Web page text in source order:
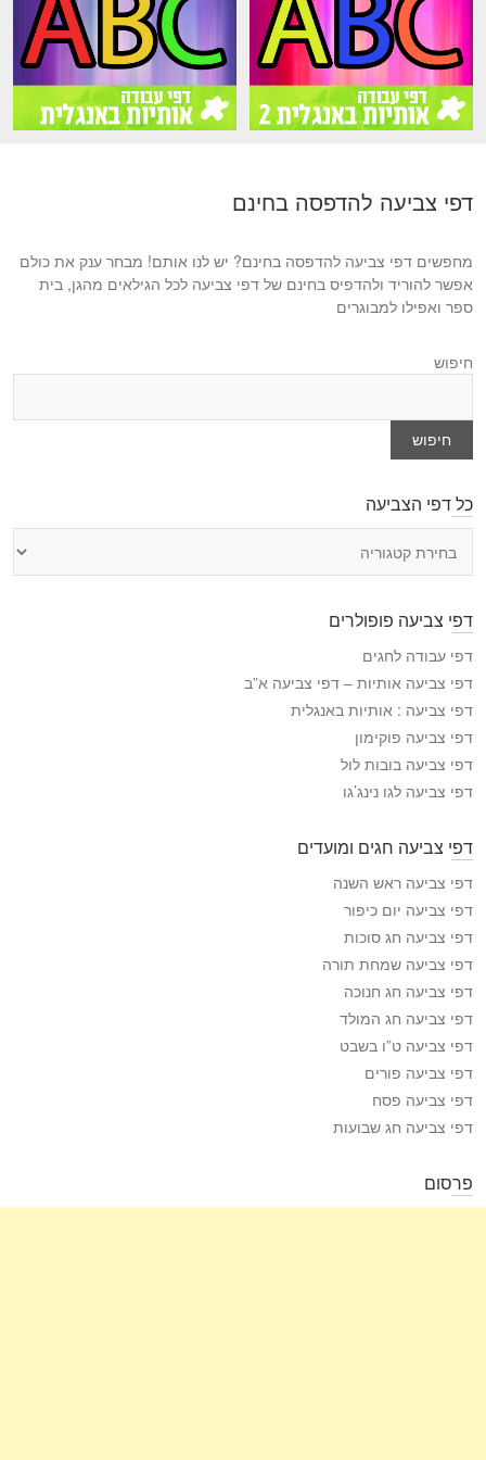
דפי צביעה להדפסה בחינם
מחפשים דפי צביעה להדפסה בחינם? יש לנו אותם! מבחר ענק את כולם
אפשר להוריד ולהדפיס בחינם של דפי צביעה לכל הגילאים מהגן, בית
ספר ואפילו למבוגרים
חיפוש
חיפוש
כל דפי הצביעה
י
ה
צ
י
ע
ה
דפי צביעה פופולרים
דפי עבודה לחגים
דפי צביעה אותיות – דפי צביעה א”ב
דפי צביעה : אותיות באנגלית
דפי צביעה פוקימון
דפי צביעה בובות לול
דפי צביעה לגו נינג’גו
דפי צביעה חגים ומועדים
דפי צביעה ראש השנה
דפי צביעה יום כיפור
דפי צביעה חג סוכות
דפי צביעה שמחת תורה
דפי צביעה חג חנוכה
דפי צביעה חג המולד
דפי צביעה ט”ו בשבט
דפי צביעה פורים
דפי צביעה פסח
דפי צביעה חג שבועות
פרסום